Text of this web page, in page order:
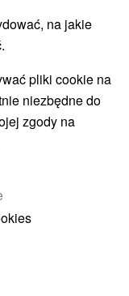
(5) Tarcze(4)
na jakie
pliki cookie na
niezbędne do
zgody na